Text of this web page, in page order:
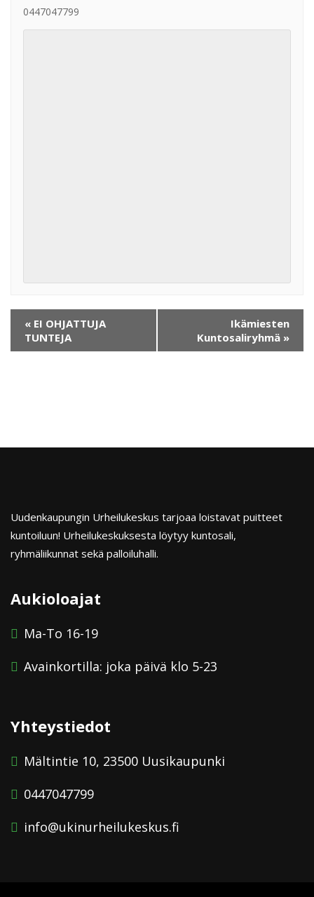
0447047799
« EI OHJATTUJA
TUNTEJA
Ikämiesten
Kuntosaliryhmä »
Uudenkaupungin Urheilukeskus tarjoaa loistavat puitteet
kuntoiluun! Urheilukeskuksesta löytyy kuntosali,
ryhmäliikunnat sekä palloiluhalli.
Aukioloajat
Ma-To 16-19
Avainkortilla: joka päivä klo 5-23
Yhteystiedot
Mältintie 10, 23500 Uusikaupunki
0447047799
info@ukinurheilukeskus.fi